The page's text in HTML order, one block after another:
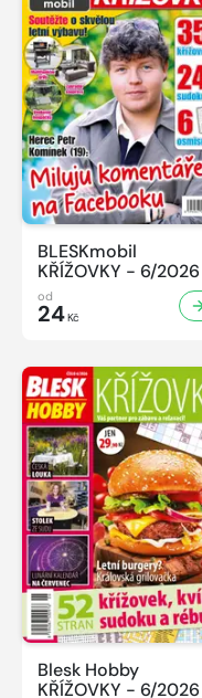
BLESKmobil
KŘÍŽOVKY - 6/2026
od
24Kč
Blesk Hobby
KŘÍŽOVKY - 6/2026